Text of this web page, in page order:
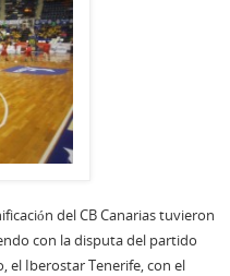
del CB Canarias tuvieron
con la disputa del partido
el Iberostar Tenerife, con el